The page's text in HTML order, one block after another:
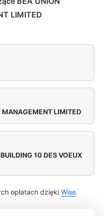
LIMITED
MANAGEMENT LIMITED
10 DES VOEUX
opłatach dzięki Wise.